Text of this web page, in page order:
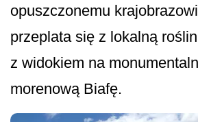
opuszczonemu
przeplata się z lokalną
z widokiem na
morenową Biafę.